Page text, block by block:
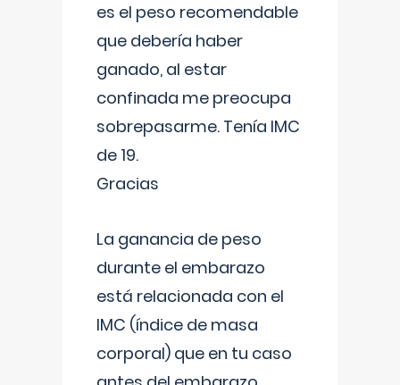
es el peso recomendable
que debería haber
ganado, al estar
confinada me preocupa
sobrepasarme. Tenía IMC
de 19.
Gracias
La ganancia de peso
durante el embarazo
está relacionada con el
IMC (índice de masa
corporal) que en tu caso